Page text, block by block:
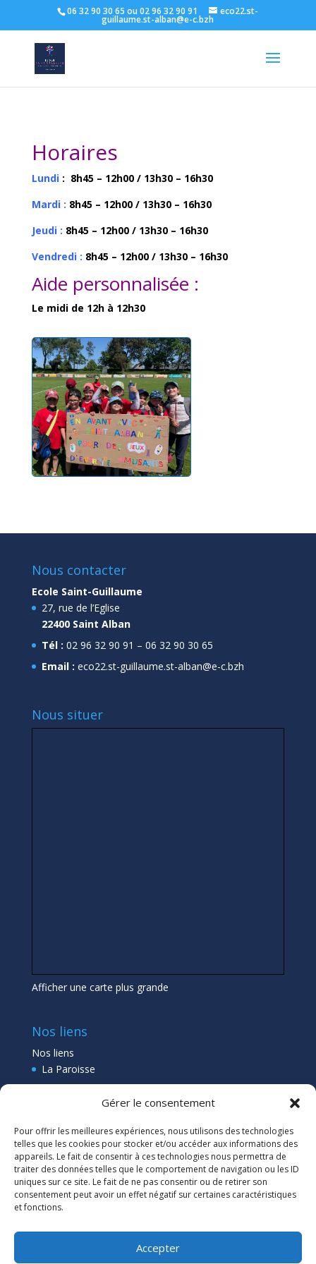
Gérer le consentement
Pour offrir les meilleures expériences, nous utilisons des technologies
telles que les cookies pour stocker et/ou accéder aux informations des
appareils. Le fait de consentir à ces technologies nous permettra de
traiter des données telles que le comportement de navigation ou les ID
uniques sur ce site. Le fait de ne pas consentir ou de retirer son
consentement peut avoir un effet négatif sur certaines caractéristiques
et fonctions.
Accepter
06 32 90 30 65 ou 02 96 32 90 91 eco22.st-
guillaume.st-alban@e-c.bzh
Horaires
Lundi: 8h45 – 12h00 / 13h30 – 16h30
Mardi : 8h45 – 12h00 / 13h30 – 16h30
Jeudi : 8h45 – 12h00 / 13h30 – 16h30
Vendredi : 8h45 – 12h00 / 13h30 – 16h30
Aide personnalisée :
Le midi de 12h à 12h30
Nous contacter
Ecole Saint-Guillaume
27, rue de l’Eglise
22400 Saint Alban
Tél : 02 96 32 90 91 – 06 32 90 30 65
Email : eco22.st-guillaume.st-alban@e-c.bzh
Nous situer
Afficher une carte plus grande
Nos liens
Nos liens
La Paroisse
Ecole Pléneuf Val André–Erquy – Planguenoual
Lien admin